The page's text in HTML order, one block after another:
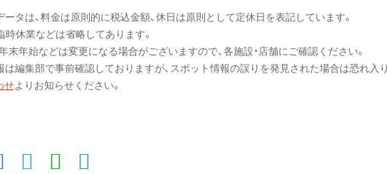
タは、料金は原則的に税込金額、休日は原則として定休日を表記しています。
時休業などは省略してあります。
年末年始などは変更になる場合がございますので、各施設・店舗にご確認ください。
編集部で事前確認しておりますが、スポット情報の誤りを発見された場合は恐れ入り
せよりお知らせください。